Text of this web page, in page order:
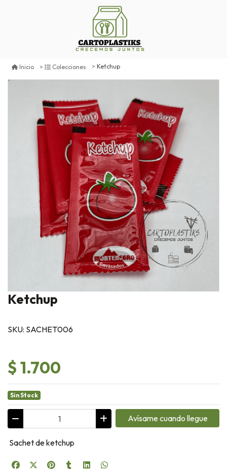
Inicio Colecciones Ketchup
Ketchup
SKU: SACHET006
$ 1.700
Sin Stock
Avísame cuando llegue
Sachet de ketchup